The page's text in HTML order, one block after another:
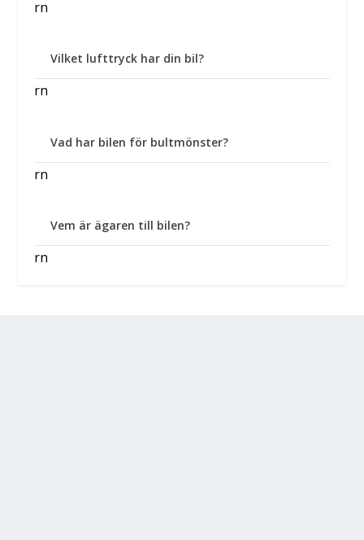
rn
Vilket lufttryck har din bil?
rn
Vad har bilen för bultmönster?
rn
Vem är ägaren till bilen?
rn